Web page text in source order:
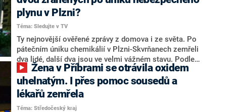
Kufnerová. Nebezpečné chemikálie unikly v areálu
firmy, která se zabývá zpracováním tekutých
průmyslových kalů. Únik látek zasáhl sedm lidí. Tři
odešli z objektu sami, čtyři museli záchranáři
resuscitovat, dva z nich týž den v nemocnici zemřeli.
plynu v Plzni?
Téma: Sledujte v TV
Ty nejnovější ověřené zprávy z domova i ze světa. Po
pátečním úniku chemikálií v Plzni-Skvrňanech zemřeli
dva lidé, další dva jsou ve velmi vážném stavu. Podle
hasičů chemikálie na bázi síry unikly ve vysokých
koncentracích v areálu firmy, která se zabývá
zpracováním tekutých průmyslových kalů. Nejen o
tom v Hlavních zprávách od 18:55.
uhelnatým. I přes pomoc sousedů a
lékařů zemřela
Téma: Středočeský kraj